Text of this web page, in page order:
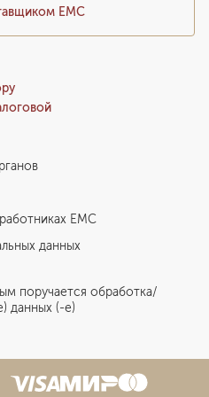
ЕМС
EMC
данных
поручается обработка/
данных (-е)